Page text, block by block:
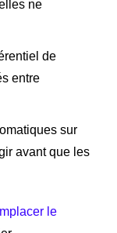
ne
de
entre
sur
avant que les
le